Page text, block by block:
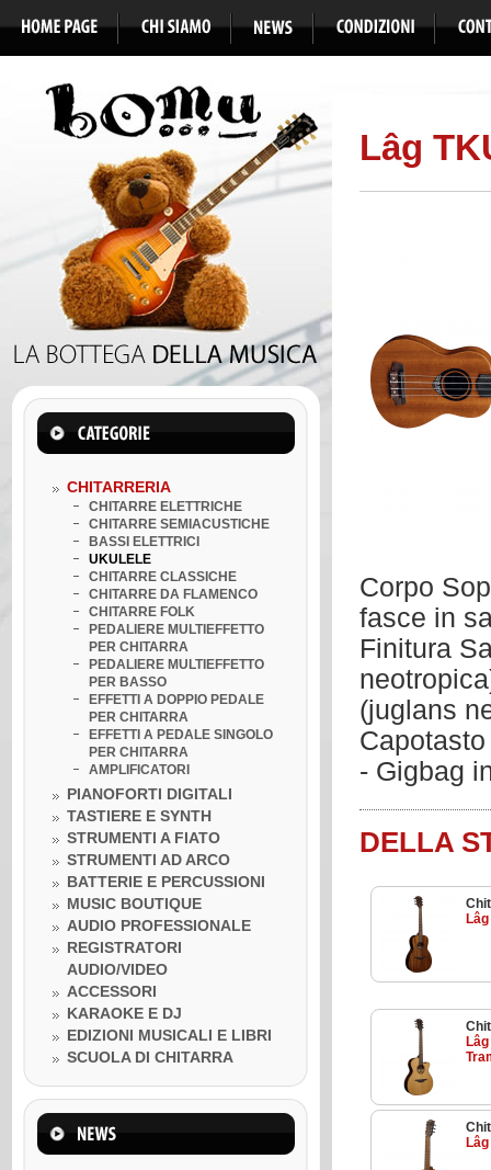
CHITARRERIA
CHITARRE ELETTRICHE
CHITARRE SEMIACUSTICHE
BASSI ELETTRICI
UKULELE
CHITARRE CLASSICHE
CHITARRE DA FLAMENCO
CHITARRE FOLK
PEDALIERE MULTIEFFETTO
PER CHITARRA
PEDALIERE MULTIEFFETTO
PER BASSO
EFFETTI A DOPPIO PEDALE
PER CHITARRA
EFFETTI A PEDALE SINGOLO
PER CHITARRA
AMPLIFICATORI
PIANOFORTI DIGITALI
TASTIERE E SYNTH
STRUMENTI A FIATO
STRUMENTI AD ARCO
BATTERIE E PERCUSSIONI
MUSIC BOUTIQUE
AUDIO PROFESSIONALE
REGISTRATORI
AUDIO/VIDEO
ACCESSORI
KARAOKE E DJ
EDIZIONI MUSICALI E LIBRI
SCUOLA DI CHITARRA
Venerdì 10 luglio 2020
LA BOTTEGA DELLA MUSICA
INCONTRA...I GRANDI DELLA
MUSICA
Venerdì 10 luglio 2020
Lezione ukulele in Omaggio
Mercoledì 22 marzo 2023
Suono l'ukulele in 8 lezioni
Lâg
Corpo
fasce in
Finitura
(juglans
- Gigbag
DELLA